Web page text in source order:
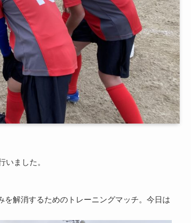
ました。
解消するためのトレーニングマッチ。今日は